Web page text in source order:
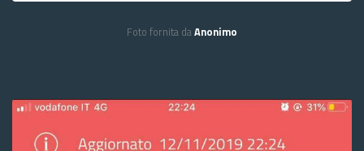
Foto fornita daAnonimo